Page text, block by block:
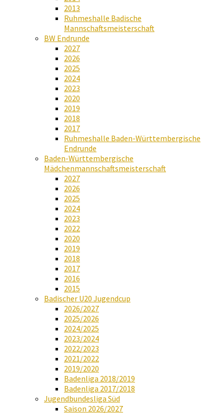
2013
Ruhmeshalle Badische
Mannschaftsmeisterschaft
BW Endrunde
2027
2026
2025
2024
2023
2020
2019
2018
2017
Ruhmeshalle Baden-Württembergische
Endrunde
Baden-Württembergische
Mädchenmannschaftsmeisterschaft
2027
2026
2025
2024
2023
2022
2020
2019
2018
2017
2016
2015
Badischer U20 Jugendcup
2026/2027
2025/2026
2024/2025
2023/2024
2022/2023
2021/2022
2019/2020
Badenliga 2018/2019
Badenliga 2017/2018
Jugendbundesliga Süd
Saison 2026/2027